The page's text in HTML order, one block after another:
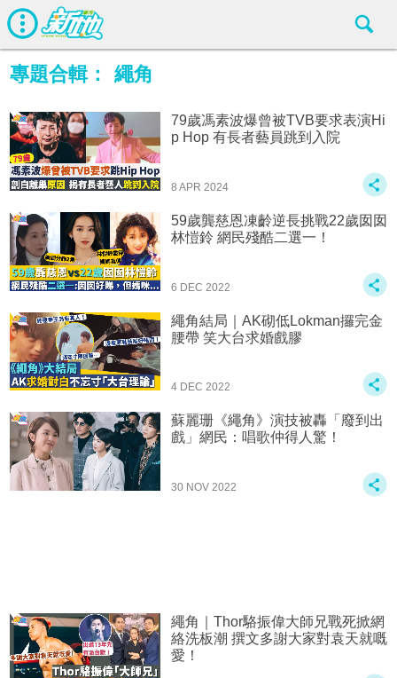
專題合輯： 繩角
79歲馮素波爆曾被TVB要求表演Hi
p Hop 有長者藝員跳到入院
8 APR 2024
59歲龔慈恩凍齡逆長挑戰22歲囡囡
林愷鈴 網民殘酷二選一！
6 DEC 2022
繩角結局｜AK砌低Lokman攞完金
腰帶 笑大台求婚戲膠
4 DEC 2022
蘇麗珊《繩角》演技被轟「廢到出
戲」網民：唱歌仲得人驚！
30 NOV 2022
繩角｜Thor駱振偉大師兄戰死掀網
絡洗板潮 撰文多謝大家對袁天就嘅
愛！